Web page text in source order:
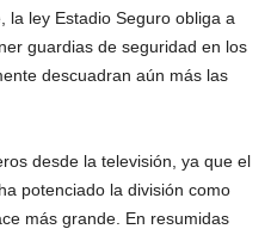
la ley Estadio Seguro obliga a
guardias de seguridad en los
descuadran aún más las
desde la televisión, ya que el
potenciado la división como
más grande. En resumidas